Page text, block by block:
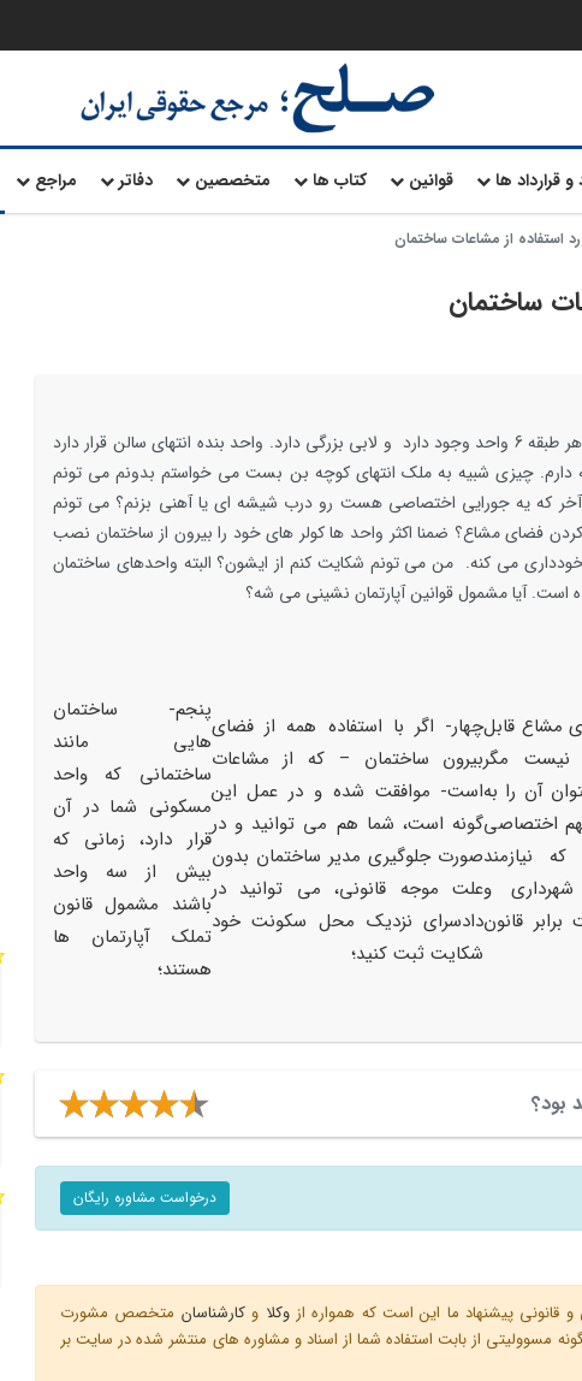
و قرارداد ها قوانین کتاب ها متخصصین دفاتر مراجع
استفاده از مشاعات ساختمان
ساختمان
بنده در آپارتمانی زندگی می کنم که در هر طبقه 6 واحد وجود دارد و لابی بزرگی دارد. واحد بنده انتهای سالن قرار دارد
خود 5 متر فاصله دارم. چیزی شبیه به ملک انتهای کوچه بن بست می خواستم بدونم می تونم
رو جدا کنم؟ یعنی این 5 متر آخر که یه جورایی اختصاصی هست رو درب شیشه ای یا آهنی بزنم؟ می تونم
فضای مشاع؟ ضمنا اکثر واحد ها کولر های خود را بیرون از ساختمان نصب
خودداری می کنه. من می تونم شکایت کنم از ایشون؟ البته واحدهای ساختمان
است. آیا مشمول قوانین آپارتمان نشینی می شه؟
مشاع قابل
نیست مگر
آن را به
اختصاصی
نیازمند
و
برابر قانون
چهار- اگر با استفاده همه از فضای
بیرون ساختمان – که از مشاعات
است- موافقت شده و در عمل این
گونه است،‌ شما هم می توانید و در
صورت جلوگیری مدیر ساختمان بدون
علت موجه قانونی، می توانید در
دادسرای نزدیک محل سکونت خود
شکایت ثبت کنید؛
پنجم- ساختمان
هایی مانند
ساختمانی که واحد
مسکونی شما در آن
قرار دارد، زمانی که
بیش از سه واحد
باشند مشمول قانون
تملک آپارتمان ها
هستند؛
بود؟
درخواست مشاوره رایگان
قانونی پیشنهاد ما این است که همواره ازوکلا وکارشناسان متخصص مشورت
مسوولیتی از بابت استفاده شما از اسناد و مشاوره های منتشر شده در سایت بر